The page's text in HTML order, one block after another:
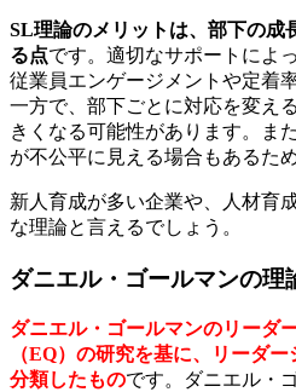
SL理論のメリットは、部下の成
る点です。適切なサポートによ
従業員エンゲージメントや定着
一方で、部下ごとに対応を変え
きくなる可能性があります。ま
が不公平に見える場合もあるた
新人育成が多い企業や、人材育
な理論と言えるでしょう。
ダニエル・ゴールマンの理
ダニエル・ゴールマンのリーダ
（EQ）の研究を基に、リーダ
分類したものです。ダニエル・